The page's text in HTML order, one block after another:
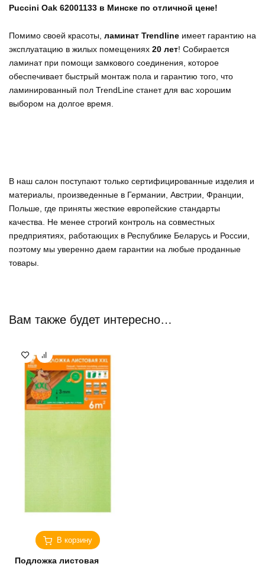
Puccini Oak 62001133 в Минске по отличной цене!
Помимо своей красоты, ламинат Trendline имеет гарантию на
эксплуатацию в жилых помещениях 20 лет! Собирается
ламинат при помощи замкового соединения, которое
обеспечивает быстрый монтаж пола и гарантию того, что
ламинированный пол TrendLine станет для вас хорошим
выбором на долгое время.
В наш салон поступают только сертифицированные изделия и
материалы, произведенные в Германии, Австрии, Франции,
Польше, где приняты жесткие европейские стандарты
качества. Не менее строгий контроль на совместных
предприятиях, работающих в Республике Беларусь и России,
поэтому мы уверенно даем гарантии на любые проданные
товары
Вам также будет интересно…
В корзину
Подложка листовая